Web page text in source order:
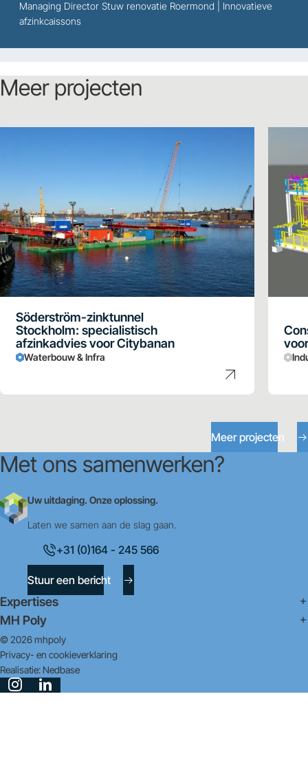
Managing Director Stuw renovatie Roermond | Innovatieve
afzinkcaissons
Meer projecten
Söderström-zinktunnel
Stockholm: specialistisch
afzinkadvies voor Citybanan
Waterbouw & Infra
Meer projecten
Met ons samenwerken?
Uw uitdaging. Onze oplossing.
Laten we samen aan de slag gaan.
+31 (0)164 - 245 566
Stuur een bericht
Expertises
MH Poly
© 2026 mhpoly
Privacy- en cookieverklaring
Realisatie: Nedbase